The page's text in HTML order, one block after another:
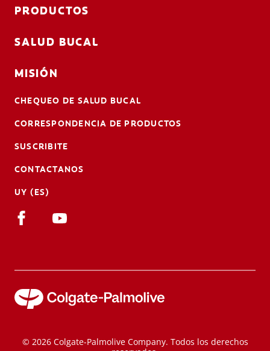
PRODUCTOS
SALUD BUCAL
MISIÓN
CHEQUEO DE SALUD BUCAL
CORRESPONDENCIA DE PRODUCTOS
SUSCRIBITE
CONTACTANOS
UY (ES)
© 2026 Colgate-Palmolive Company. Todos los derechos